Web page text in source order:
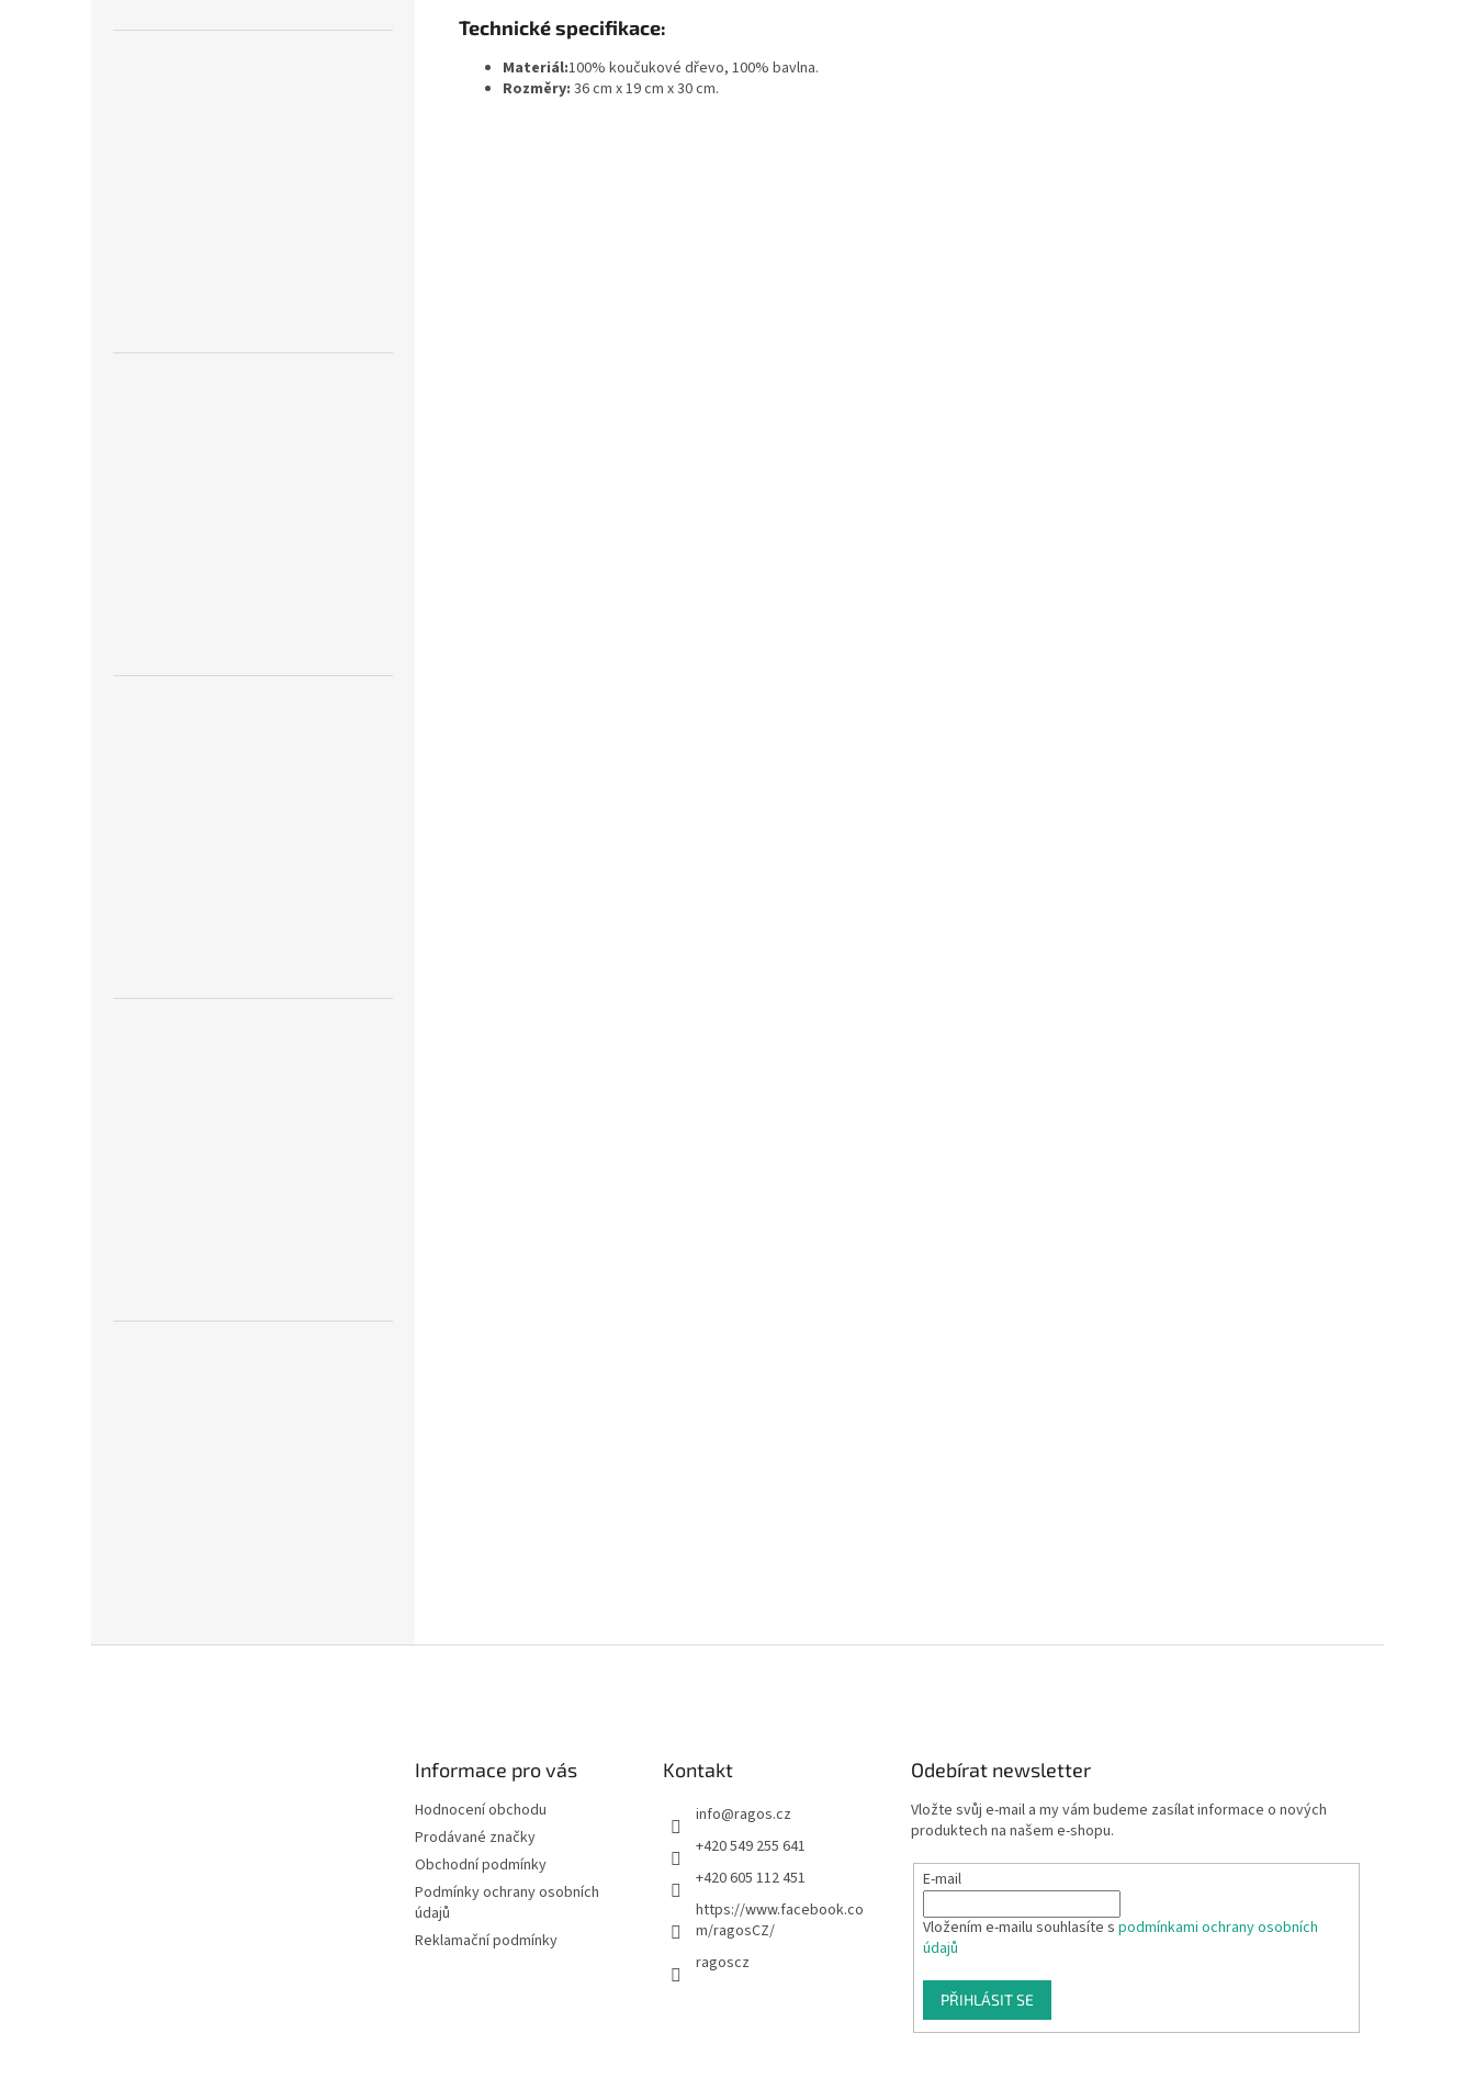
Technické specifikace:
Materiál:100% koučukové dřevo, 100% bavlna.
Rozměry: 36 cm x 19 cm x 30 cm.
Informace pro vás
Hodnocení obchodu
Prodávané značky
Obchodní podmínky
Podmínky ochrany osobních
údajů
Reklamační podmínky
Kontakt
info@ragos.cz
+420 549 255 641
+420 605 112 451
https://www.facebook.co
m/ragosCZ/
ragoscz
Odebírat newsletter
Vložte svůj e-mail a my vám budeme zasílat informace o nových
produktech na našem e-shopu.
E-mail
Vložením e-mailu souhlasíte spodmínkami ochrany osobních
údajů
PŘIHLÁSIT SE